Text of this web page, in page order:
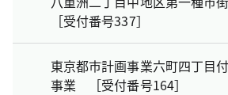
［受付番号337］
東京都市計画事業六町四丁目
事業 ［受付番号164］